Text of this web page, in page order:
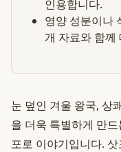
인용합니다.
영양 성분이나
개 자료와 함께
눈 덮인 겨울 왕국, 상
을 더욱 특별하게 만
포로 이야기입니다.